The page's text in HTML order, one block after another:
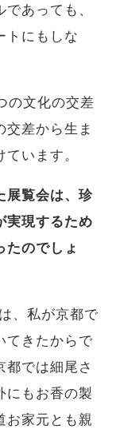
あっても、
トにもしな
の文化の交差
交差から生ま
います。
覧会は、珍
実現するため
たのでしょ
、私が京都で
てきたからで
都では細尾さ
にもお香の製
お家元とも親